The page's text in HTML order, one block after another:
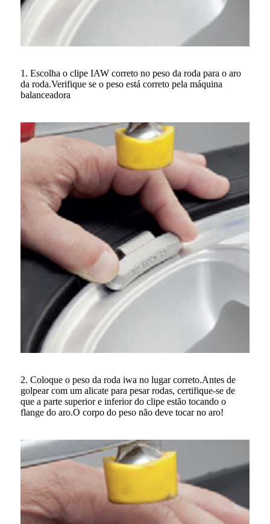
1. Escolha o clipe IAW correto no peso da roda para o aro
da roda.Verifique se o peso está correto pela máquina
balanceadora
2. Coloque o peso da roda iwa no lugar correto.Antes de
golpear com um alicate para pesar rodas, certifique-se de
que a parte superior e inferior do clipe estão tocando o
flange do aro.O corpo do peso não deve tocar no aro!